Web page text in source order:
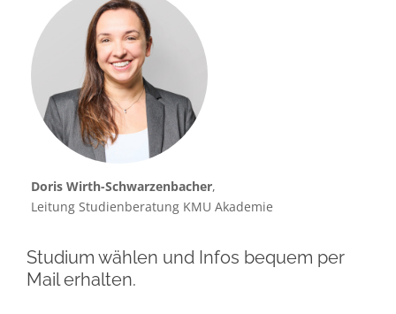
Doris Wirth-Schwarzenbacher,
Leitung Studienberatung KMU Akademie
Studium wählen und Infos bequem per
Mail erhalten.